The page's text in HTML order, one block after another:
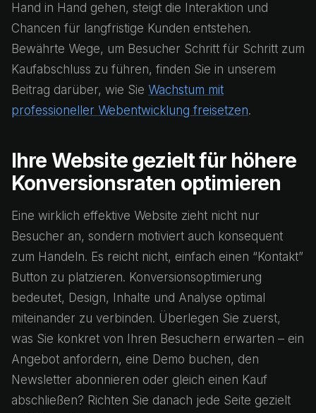
Hand in Hand gehen, steigt die Interaktion und
Chancen für langfristige Kunden entstehen.
Bewährte Wege, um Besucher Schritt für Schritt zum
Kaufabschluss zu führen, finden Sie in unserem
Beitrag darüber, wie Sie Wachstum mit
professioneller Webentwicklung freisetzen.
Ihre Website gezielt für höhere
Konversionsraten optimieren
Eine wirklich effektive Website zieht nicht nur
Besucher an, sondern motiviert auch konsequent
zum Handeln. Es reicht nicht, einfach einen “Kontakt”
Button zu platzieren. Konversionsoptimierung
bedeutet, Design, Inhalte und Analyse optimal
miteinander zu verbinden. Überlegen Sie zuerst,
was Sie konkret von Ihren Besuchern erwarten – ein
Angebot anfordern, eine Demo buchen, den
Newsletter abonnieren oder gleich einen Kauf
abschließen? Richten Sie danach jede Seite gezielt